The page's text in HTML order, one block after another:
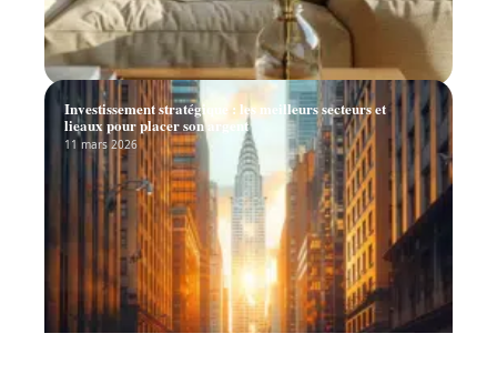
Investissement stratégique : les meilleurs secteurs et
lieaux pour placer son argent
11 mars 2026